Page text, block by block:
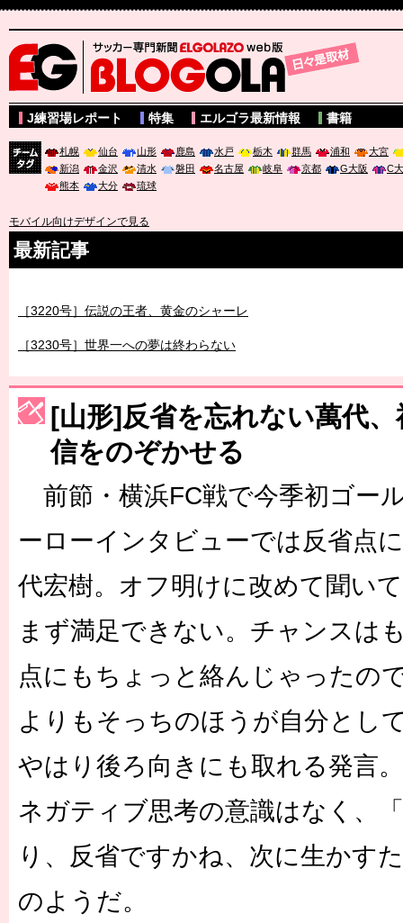
サッカー専門新聞ELGOLAZO web版 BLOGOLA
J練習場レポート 特集 エルゴラ最新情報 書籍
札幌 仙台 山形 鹿島 水戸 栃木 群馬 浦和
大宮
新潟
金沢 清水 磐田 名古屋 岐阜 京都 G大阪
C
熊本
大分 琉球
モバイル向けデザインで見る
最新記事
［3220号］伝説の王者、黄金のシャーレ
［3230号］世界一への夢は終わらない
［3223号］一丸。日本出陣
［3222号］史上最大のW杯開幕 注目は「個」
長谷川 アーリアジャスールさんがシンポジウム「気候変動から命
[山形]反省を忘れない萬代
信をのぞかせる
前節・横浜FC戦で今季初ゴー
ーローインタビューでは反省点
代宏樹。オフ明けに改めて聞い
まず満足できない。チャンスは
点にもちょっと絡んじゃったの
よりもそっちのほうが自分とし
やはり後ろ向きにも取れる発言
ネガティブ思考の意識はなく、
り、反省ですかね、次に生かす
のようだ。